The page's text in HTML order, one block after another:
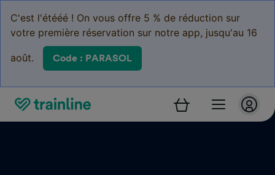
C'est l'étééé ! On vous offre 5 % de réduction sur
votre première réservation sur notre app, jusqu'au 16
août. Code : PARASOL